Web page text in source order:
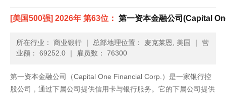
[美国500强] 2026年 第63位： 第一资本金融公司(Capital
所在行业： 商业银行 ｜ 总部地理位置： 麦克莱恩, 美国 ｜ 营
业额： 69252.0 ｜ 雇员数： 76300
第一资本金融公司（Capital One Financial Corp.）是一家银行控
股公司，通过下属公司提供信用卡与银行服务。它的下属公司提供